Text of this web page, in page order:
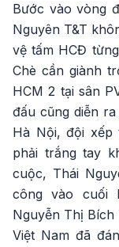
Bước vào vòng
Nguyên T&T
vệ tấm HCĐ
Chè cần giành
HCM 2 tại sân
đấu cũng diễn
Hà Nội, đội xếp
phải trắng tay
cuộc, Thái
công vào cuối
Nguyễn Thị
Việt Nam đã